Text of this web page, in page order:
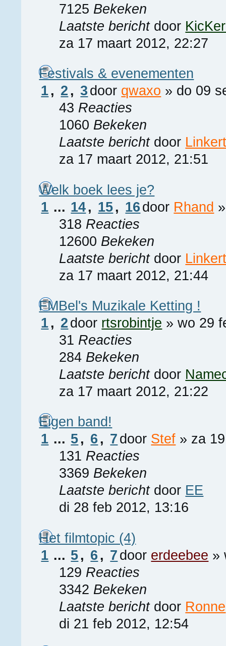
7125 Bekeken
Laatste bericht door
za 17 maart 2012, 22:27
Festivals & evenementen
1, 2, 3door qwaxo » do 09
43 Reacties
1060 Bekeken
Laatste bericht door
za 17 maart 2012, 21:51
Welk boek lees je?
1 ... 14, 15, 16door Rhand
318 Reacties
12600 Bekeken
Laatste bericht door
za 17 maart 2012, 21:44
FMBel's Muzikale Ketting !
1, 2door rtsrobintje » wo 29
31 Reacties
284 Bekeken
Laatste bericht door
za 17 maart 2012, 21:22
Eigen band!
1 ... 5, 6, 7door Stef » za
131 Reacties
3369 Bekeken
Laatste bericht door EE
di 28 feb 2012, 13:16
Het filmtopic (4)
1 ... 5, 6, 7door erdeebee »
129 Reacties
3342 Bekeken
Laatste bericht door Ronne
di 21 feb 2012, 12:54